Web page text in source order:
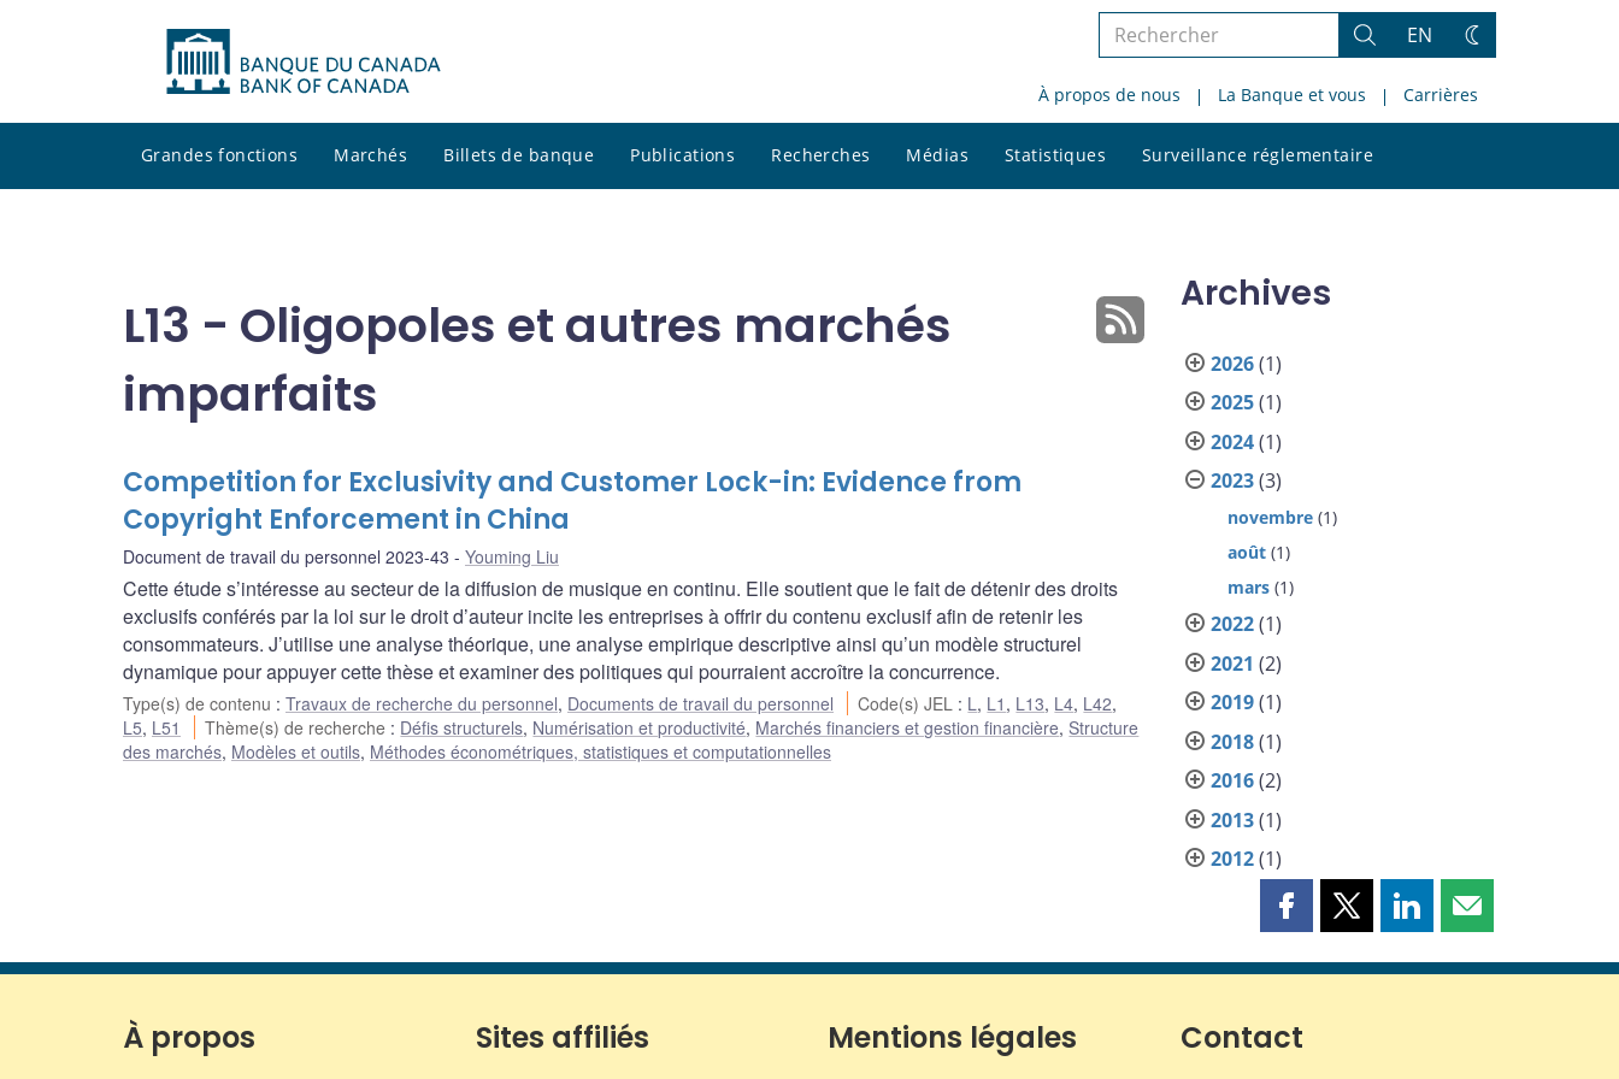
Rechercher
le
site
Rechercher
EN
Changez
thème
À propos de nous La Banque et vous Carrières
Grandes fonctions Marchés Billets de banque Publications Recherches Médias Statistiques Surveillance réglementaire
le
L13 - Oligopoles et autres marchés
imparfaits
Competition for Exclusivity and Customer Lock-in: Evidence from
Copyright Enforcement in China
Document de travail du personnel 2023-43 Youming Liu
Cette étude s’intéresse au secteur de la diffusion de musique en continu. Elle soutient que le fait de détenir des droits
exclusifs conférés par la loi sur le droit d’auteur incite les entreprises à offrir du contenu exclusif afin de retenir les
consommateurs. J’utilise une analyse théorique, une analyse empirique descriptive ainsi qu’un modèle structurel
dynamique pour appuyer cette thèse et examiner des politiques qui pourraient accroître la concurrence.
Type(s) de contenu : Travaux de recherche du personnel, Documents de travail du personnel Code(s) JEL : L, L1 , L13, L4, L42,
L5, L51 Thème(s) de recherche : Défis structurels, Numérisation et productivité, Marchés financiers et gestion financière, Structure
des marchés, Modèles et outils, Méthodes économétriques, statistiques et computationnelles
Archives
2026(1)
2025(1)
2024(1)
2023(3)
novembre (1)
août (1)
mars (1)
2022(1)
2021 (2)
2019(1)
2018(1)
2016(2)
2013(1)
2012(1)
Partager
page
Facebook
Partager
page
Partager
page
Partager
page
À propos Sites affiliés Mentions légales Contact